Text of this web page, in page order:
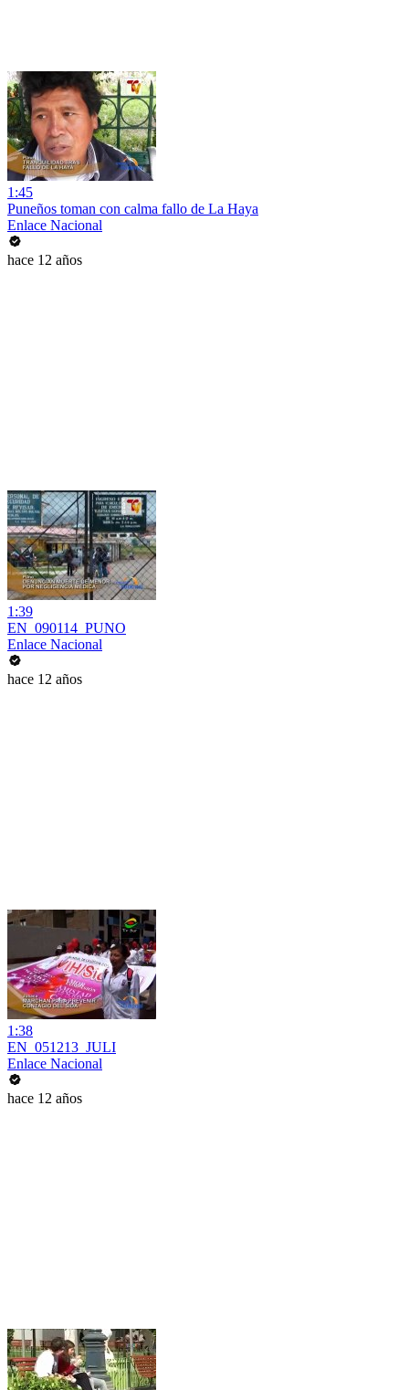
1:45
Puneños toman con calma fallo de La Haya
Enlace Nacional
hace 12 años
1:39
EN_090114_PUNO
Enlace Nacional
hace 12 años
1:38
EN_051213_JULI
Enlace Nacional
hace 12 años